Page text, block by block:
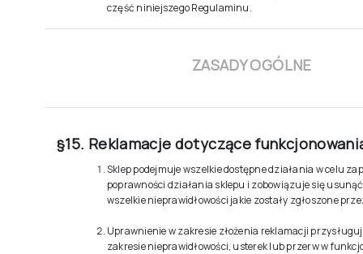
część niniejszego Regulaminu.
ZASADY OGÓLNE
§15. Reklamacje dotyczące
Sklep podejmuje wszelkie dostępne działania w celu
poprawności działania sklepu i zobowiązuje się
wszelkie nieprawidłowości jakie zostały zgłoszone
Uprawnienie w zakresie złożenia reklamacji
zakresie nieprawidłowości, usterek lub przerw w